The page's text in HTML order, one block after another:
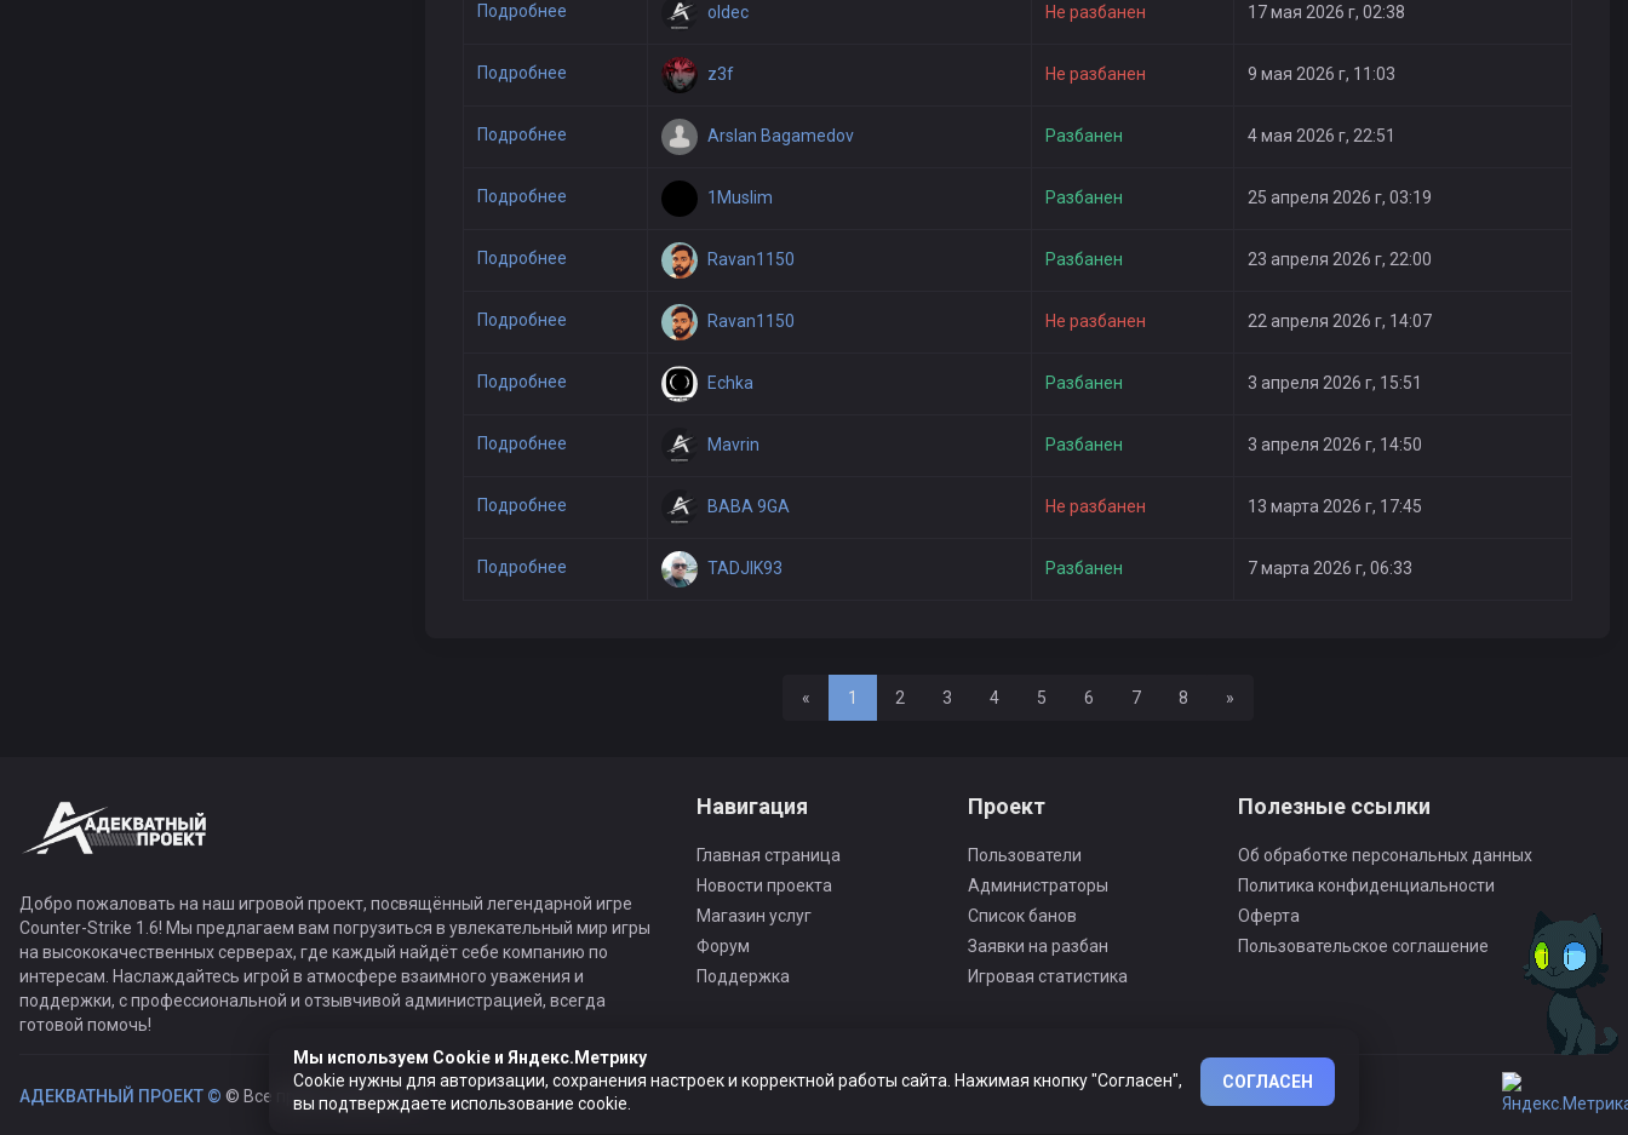
Подробнее oldec Не разбанен 17 мая 2026 г, 02:38
Подробнее z3f Не разбанен 9 мая 2026 г, 11:03
Подробнее Arslan Bagamedov Разбанен 4 мая 2026 г, 22:51
Подробнее 1Muslim Разбанен 25 апреля 2026 г, 03:19
Подробнее Ravan1150 Разбанен 23 апреля 2026 г, 22:00
Подробнее Ravan1150 Не разбанен 22 апреля 2026 г, 14:07
Подробнее Echka Разбанен 3 апреля 2026 г, 15:51
Подробнее Mavrin Разбанен 3 апреля 2026 г, 14:50
Подробнее BABA 9GA Не разбанен 13 марта 2026 г, 17:45
Подробнее TADJIK93 Разбанен 7 марта 2026 г, 06:33
«Назад
1 2 3 4 5 6 7 8 »Вперед
Добро пожаловать на наш игровой проект, посвящённый легендарной игре
Counter-Strike 1.6! Мы предлагаем вам погрузиться в увлекательный мир игры
на высококачественных серверах, где каждый найдёт себе компанию по
интересам. Наслаждайтесь игрой в атмосфере взаимного уважения и
поддержки, с профессиональной и отзывчивой администрацией, всегда
готовой помочь!
Навигация
Главная страница
Новости проекта
Магазин услуг
Форум
Поддержка
Проект
Пользователи
Администраторы
Список банов
Заявки на разбан
Игровая статистика
Полезные ссылки
Об обработке персональных данных
Политика конфиденциальности
Оферта
Пользовательское соглашение
АДЕКВАТНЫЙ ПРОЕКТ © © Все права защищены
Мы используем Cookie и Яндекс.Метрику
Cookie нужны для авторизации, сохранения настроек и корректной работы сайта. Нажимая кнопку "Согласен",
вы подтверждаете использование cookie.
СОГЛАСЕН